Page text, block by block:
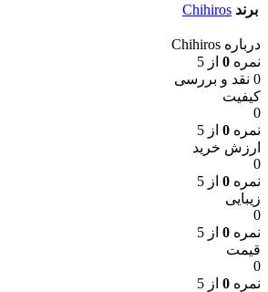
برند Chihiros
درباره Chihiros
نمره 0 از 5
0 نقد و بررسی
کیفیت
0
نمره 0 از 5
ارزش خرید
0
نمره 0 از 5
زیبایی
0
نمره 0 از 5
قیمت
0
نمره 0 از 5